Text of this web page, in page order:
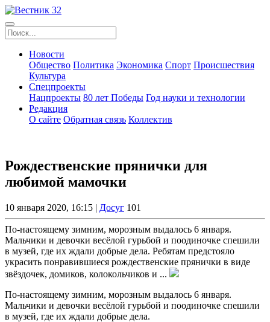
Новости
Общество Политика Экономика Спорт Происшествия
Культура
Спецпроекты
Нацпроекты 80 лет Победы Год науки и технологии
Редакция
О сайте Обратная связь Коллектив
Рождественские прянички для
любимой мамочки
10 января 2020, 16:15 | Досуг 101
По-настоящему зимним, морозным выдалось 6 января.
Мальчики и девочки весёлой гурьбой и поодиночке спешили
в музей, где их ждали добрые дела. Ребятам предстояло
украсить понравившиеся рождественские прянички в виде
звёздочек, домиков, колокольчиков и ...
По-настоящему зимним, морозным выдалось 6 января.
Мальчики и девочки весёлой гурьбой и поодиночке спешили
в музей, где их ждали добрые дела.